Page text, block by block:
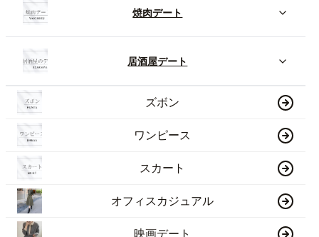
焼肉デート
居酒屋デート
ズボン
ワンピース
スカート
オフィスカジュアル
映画デート